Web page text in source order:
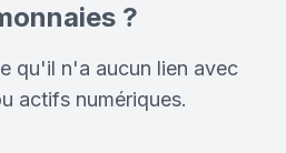
?
qu'il n'a aucun lien avec
actifs numériques.